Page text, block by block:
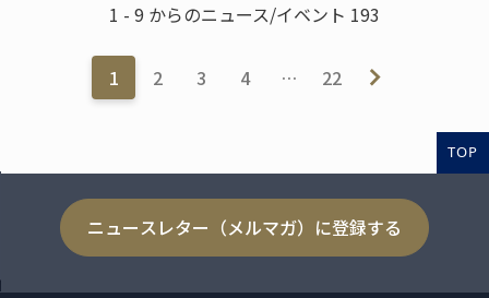
1 - 9 からのニュース/イベント 193
1 2 3 4 … 22
TOP
ニュースレター（メルマガ）に登録する